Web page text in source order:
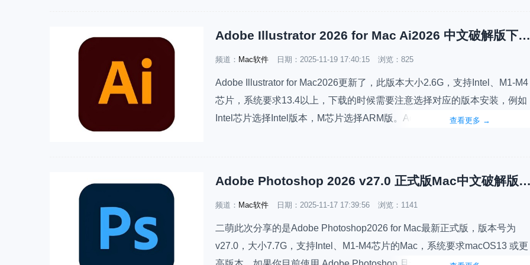
Adobe Illustrator 2026 for Mac Ai2026 中文破解版下载安装
频道： Mac软件 日期： 2025-11-19 17:40:15 浏览：825
Adobe Illustrator for Mac2026更新了，此版本大小2.6G，支持Intel、M1-M4
芯片，系统要求13.4以上，下载的时候需要注意选择对应的版本安装，例如
Intel芯片选择Intel版本，M芯片选择ARM版。Adobe Illustrator 是由 Adobe 公
查看更多 →
Adobe Photoshop 2026 v27.0 正式版Mac中文破解版下载安装
频道： Mac软件 日期： 2025-11-17 17:39:56 浏览：1141
二萌此次分享的是Adobe Photoshop2026 for Mac最新正式版，版本号为
v27.0，大小7.7G，支持Intel、M1-M4芯片的Mac，系统要求macOS13 或更